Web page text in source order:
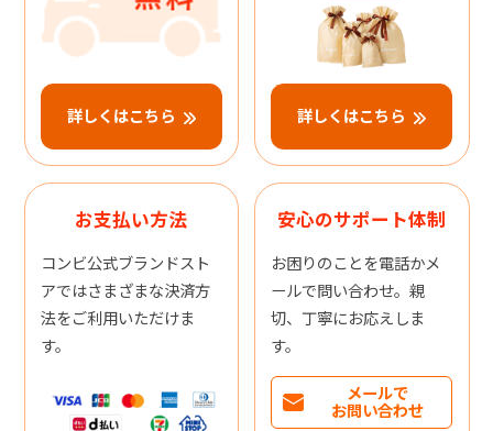
詳しくはこちら 詳しくはこちら
お支払い方法
コンビ公式ブランドスト
アではさまざまな決済方
法をご利用いただけま
す。
安心のサポート体制
お困りのことを電話かメ
ールで問い合わせ。親
切、丁寧にお応えしま
す。
メールで
お問い合わせ